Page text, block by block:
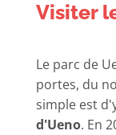
Visiter
Le parc de
portes, du
simple est
d'Ueno. En